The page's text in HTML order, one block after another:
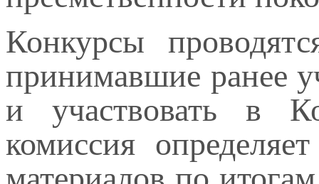
Конкурсы
принимавшие ранее
и участвовать в
комиссия